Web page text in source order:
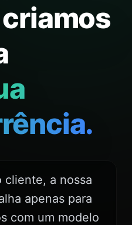
cliente, a nossa
apenas para
com um modelo